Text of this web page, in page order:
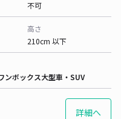
不可
高さ
210cm 以下
ンボックス大型車・SUV
詳細へ